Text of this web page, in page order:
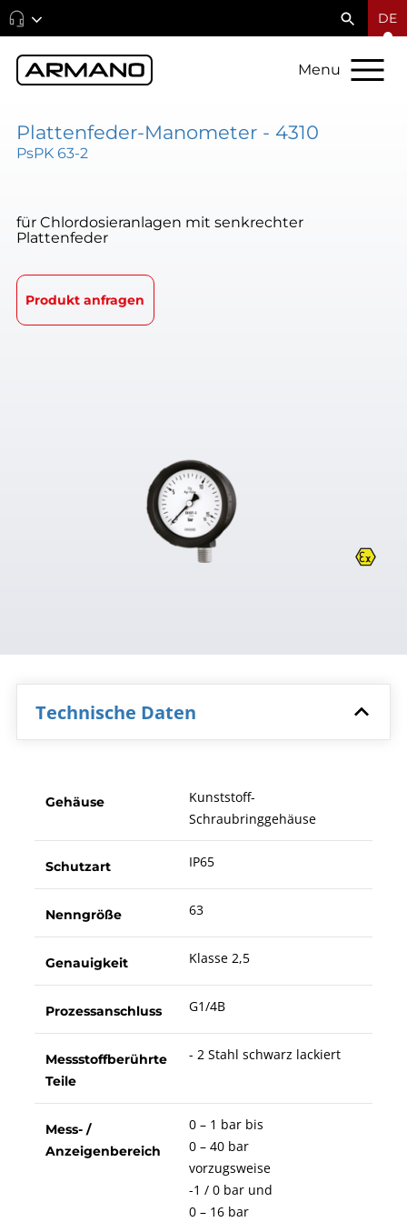
DE
Menu
Plattenfeder-Manometer - 4310
PsPK 63-2
für Chlordosieranlagen mit senkrechter
Plattenfeder
Produkt anfragen
Technische Daten
Gehäuse
Kunststoff-
Schraubringgehäuse
Schutzart IP65
Nenngröße 63
Genauigkeit Klasse 2,5
Prozessanschluss G1/4B
Messstoffberührte
Teile
- 2 Stahl schwarz lackiert
Mess- /
Anzeigenbereich
0 – 1 bar bis
0 – 40 bar
vorzugsweise
-1 / 0 bar und
0 – 16 bar